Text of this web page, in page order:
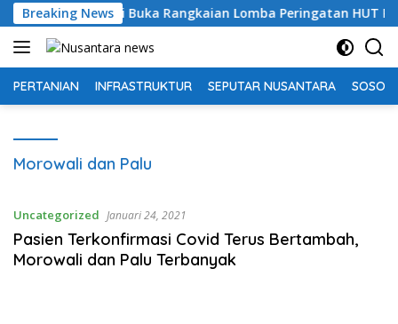
Langsung
ke
konten
Breaking News
Resmi Buka Rangkaian Lomba Peringatan HUT RI ke-81
PERTANIAN INFRASTRUKTUR SEPUTAR NUSANTARA SOSOK
Morowali dan Palu
Uncategorized Januari 24, 2021
Pasien Terkonfirmasi Covid Terus Bertambah,
Morowali dan Palu Terbanyak